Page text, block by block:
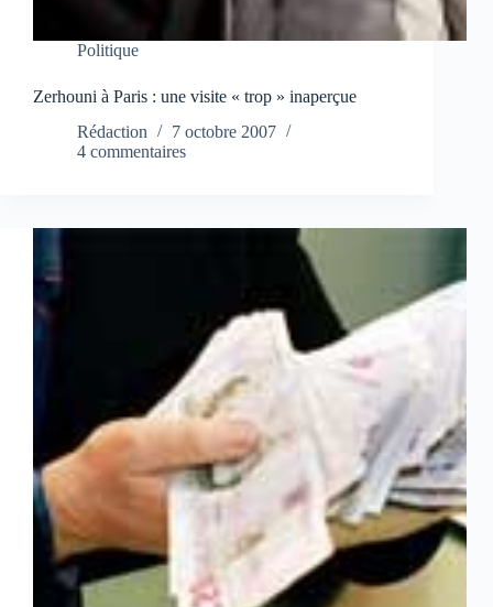
Politique
Zerhouni à Paris : une visite « trop » inaperçue
Rédaction
7 octobre 2007
4 commentaires